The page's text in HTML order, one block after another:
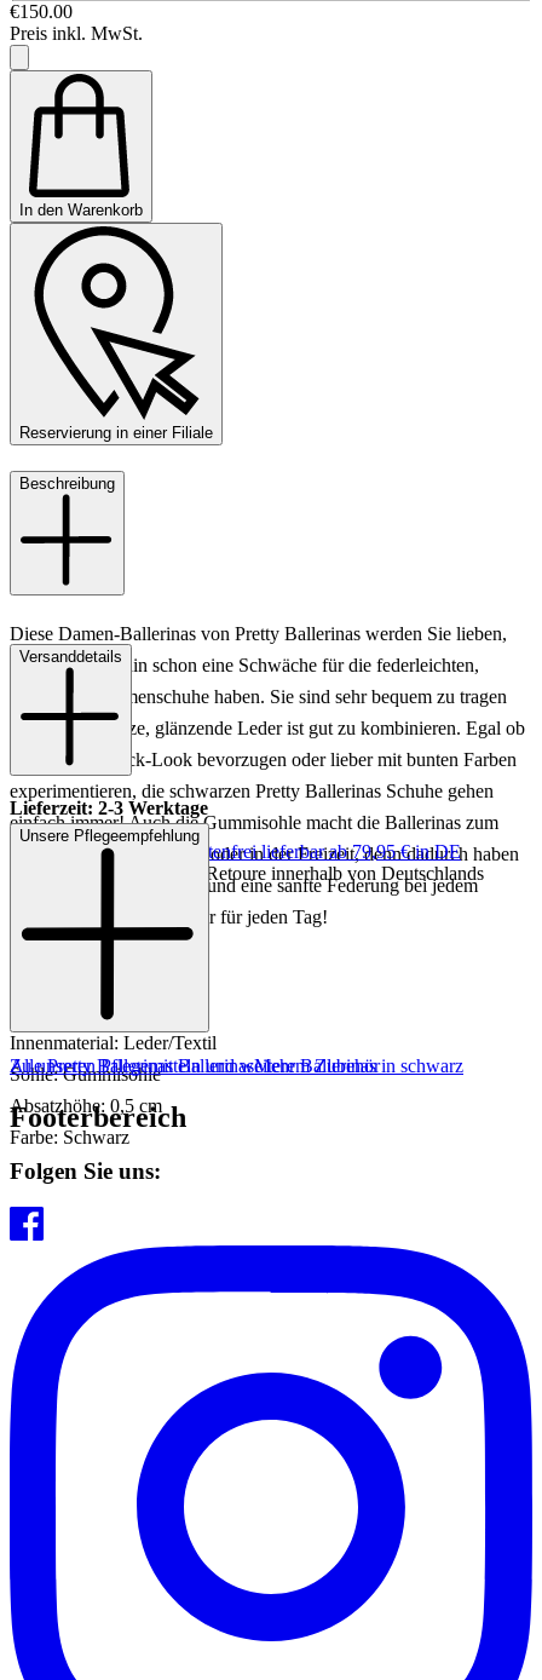
€150.00
Preis inkl. MwSt.
In den Warenkorb
Reservierung in einer Filiale
Beschreibung
Diese Damen-Ballerinas von Pretty Ballerinas werden Sie lieben,
wenn Sie ohnehin schon eine Schwäche für die federleichten,
klassischen Damenschuhe haben. Sie sind sehr bequem zu tragen
und das schwarze, glänzende Leder ist gut zu kombinieren. Egal ob
Sie den All-Black-Look bevorzugen oder lieber mit bunten Farben
experimentieren, die schwarzen Pretty Ballerinas Schuhe gehen
einfach immer! Auch die Gummisohle macht die Ballerinas zum
idealen Begleiter im Büro oder in der Freizeit, denn dadurch haben
Sie stets einen guten Halt und eine sanfte Federung bei jedem
Schritt. Ein toller Klassiker für jeden Tag!
Material: Leder
Innenmaterial: Leder/Textil
Sohle: Gummisohle
Absatzhöhe: 0,5 cm
Farbe: Schwarz
Versanddetails
Lieferzeit: 2-3 Werktage
Keine Versandkosten:
kostenfrei lieferbar ab 79,95 € in DE
Einfache und Kostenlose Retoure innerhalb von Deutschlands
Unsere Pflegeempfehlung
Zu unseren Pflegemitteln und weiterem Zubehör
Alle Pretty Ballerinas BallerinasMehr Ballerinas in schwarz
Footerbereich
Folgen Sie uns: